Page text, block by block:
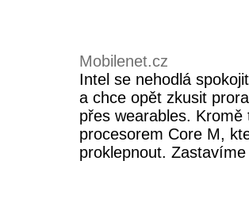
Mobilenet.cz
Intel se nehodlá
a chce opět zkusit
přes wearables.
procesorem Core M,
proklepnout.